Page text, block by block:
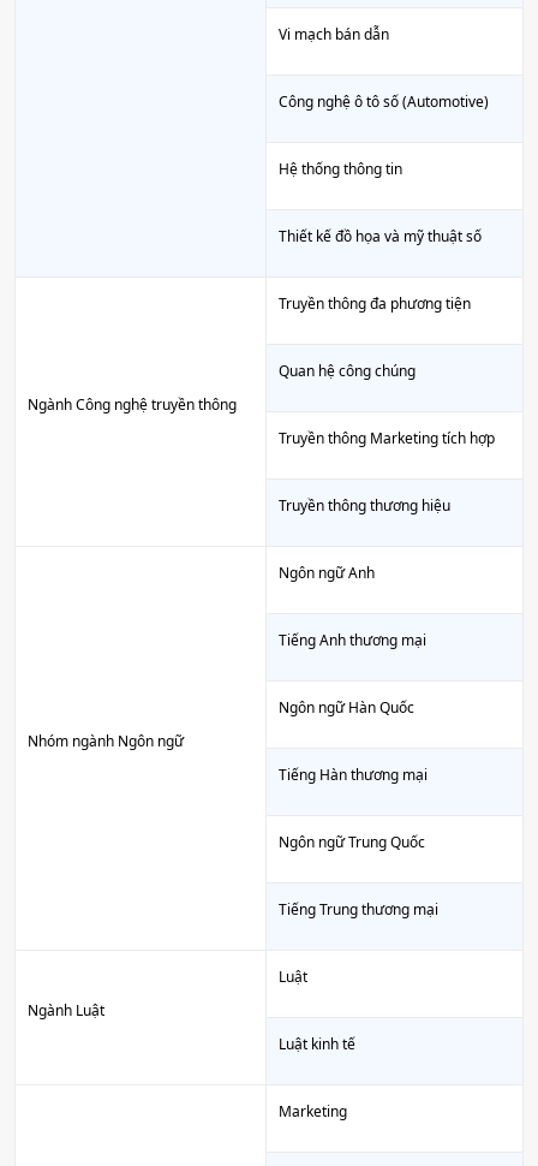
Vi mạch bán dẫn
Công nghệ ô tô số (Automotive)
Hệ thống thông tin
Thiết kế đồ họa và mỹ thuật số
Ngành Công nghệ truyền thông
Truyền thông đa phương tiện
Quan hệ công chúng
Truyền thông Marketing tích hợp
Truyền thông thương hiệu
Nhóm ngành Ngôn ngữ
Ngôn ngữ Anh
Tiếng Anh thương mại
Ngôn ngữ Hàn Quốc
Tiếng Hàn thương mại
Ngôn ngữ Trung Quốc
Tiếng Trung thương mại
Ngành Luật
Luật
Luật kinh tế
Marketing